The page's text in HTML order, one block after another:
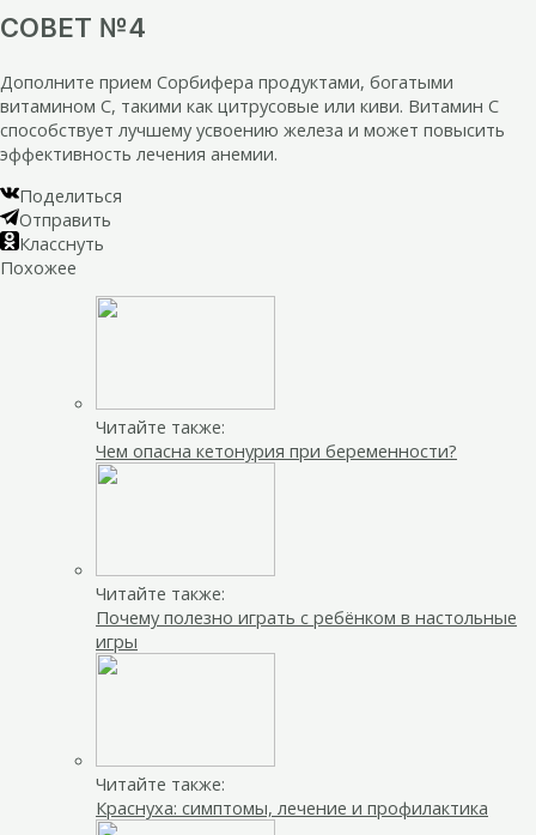
СОВЕТ №4
Дополните прием Сорбифера продуктами, богатыми
витамином C, такими как цитрусовые или киви. Витамин C
способствует лучшему усвоению железа и может повысить
эффективность лечения анемии.
Поделиться
Отправить
Класснуть
Похожее
Читайте также:
Чем опасна кетонурия при беременности?
Читайте также:
Почему полезно играть с ребёнком в настольные
игры
Читайте также:
Краснуха: симптомы, лечение и профилактика